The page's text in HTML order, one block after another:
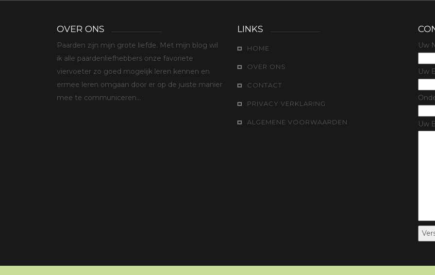
OVER ONS
Paarden zijn mijn grote liefde. Met mijn blog wil
ik alle paardenliefhebbers onze favoriete
viervoeter zo goed mogelijk leren kennen en
ermee leren omgaan door er op de juiste manier
mee te communiceren...
LINKS
HOME
OVER ONS
CONTACT
PRIVACY VERKLARING
ALGEMENE VOORWAARDEN
Uw
Uw
Uw